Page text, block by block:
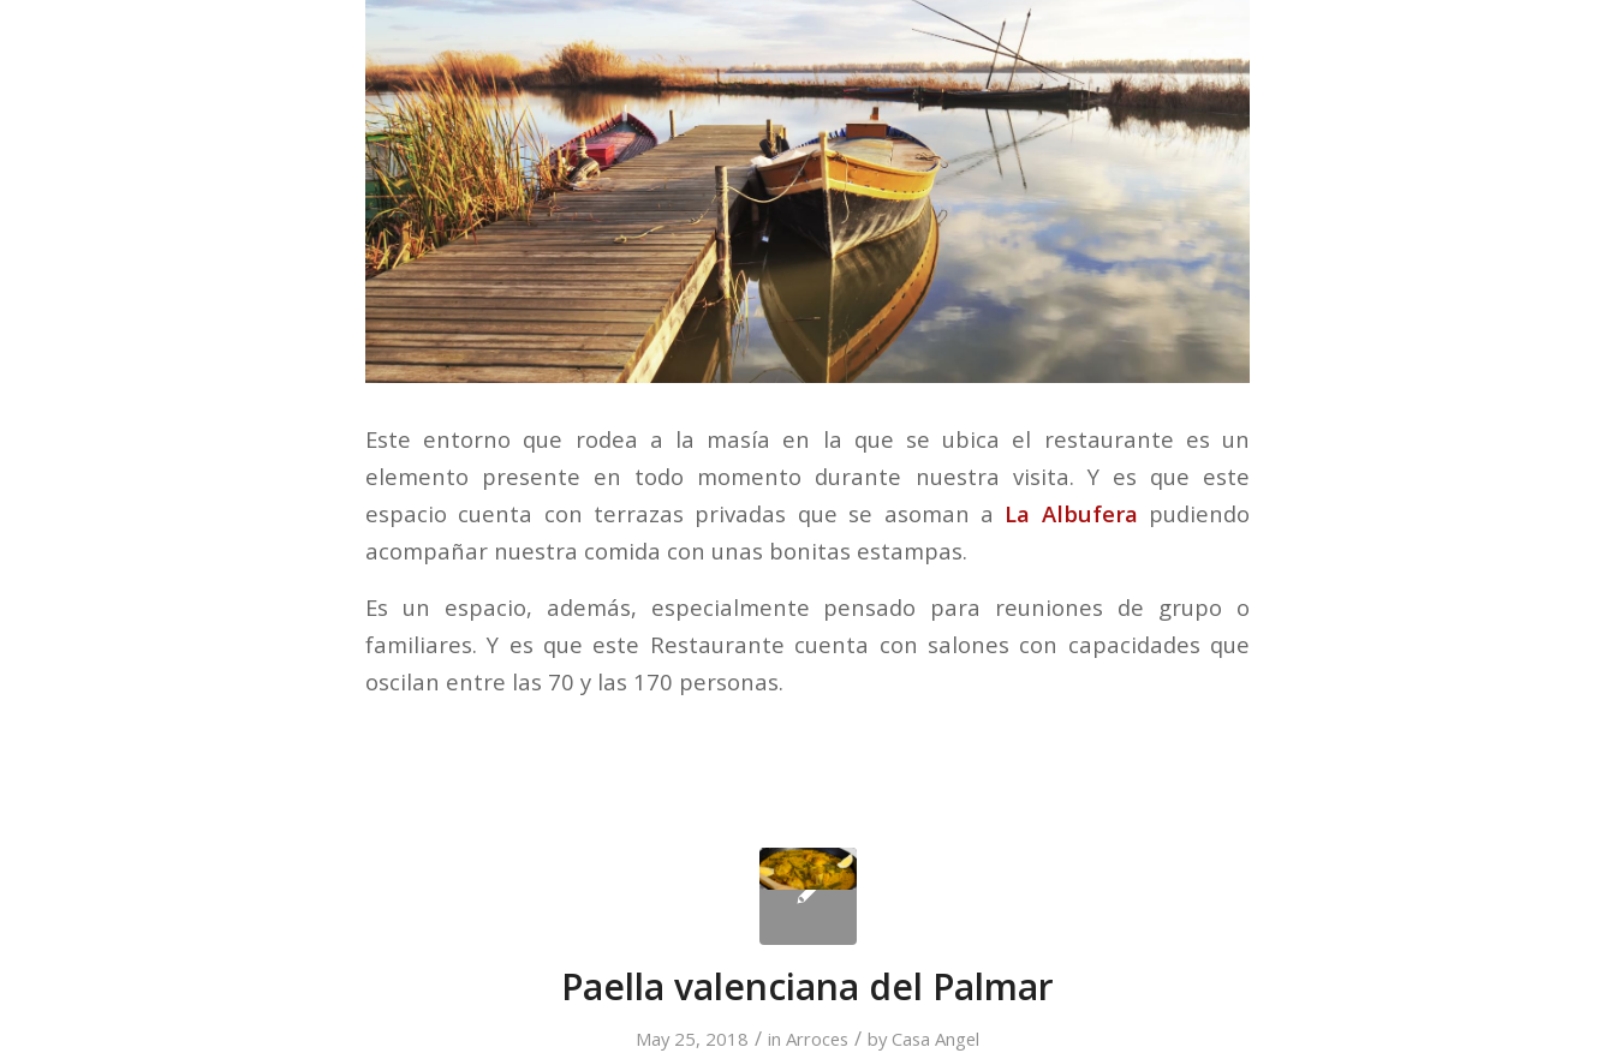
Este entorno que rodea a la masía en la que se ubica el restaurante es un
elemento presente en todo momento durante nuestra visita. Y es que este
espacio cuenta con terrazas privadas que se asoman a La Albufera pudiendo
acompañar nuestra comida con unas bonitas estampas.
Es un espacio, además, especialmente pensado para reuniones de grupo o
familiares. Y es que este Restaurante cuenta con salones con capacidades que
oscilan entre las 70 y las 170 personas.
Paella valenciana del Palmar
May 25, 2018 / in Arroces / by Casa Angel